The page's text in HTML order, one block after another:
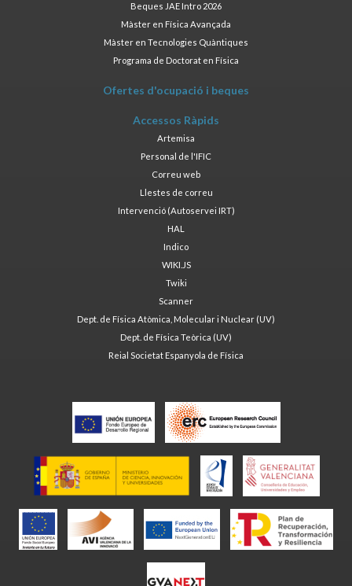
Beques JAE Intro 2026
Màster en Física Avançada
Màster en Tecnologies Quàntiques
Programa de Doctorat en Física
Ofertes d'ocupació i beques
Accessos Ràpids
Artemisa
Personal de l'IFIC
Correu web
Llestes de correu
Intervenció (Autoservei IRT)
HAL
Indico
WIKI.JS
Twiki
Scanner
Dept. de Física Atòmica, Molecular i Nuclear (UV)
Dept. de Física Teòrica (UV)
Reial Societat Espanyola de Física